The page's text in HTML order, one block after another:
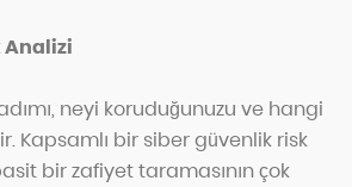
Analizi
neyi koruduğunuzu ve hangi
Kapsamlı bir siber güvenlik risk
bir zafiyet taramasının çok